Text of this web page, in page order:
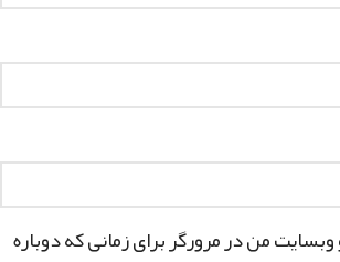
وبسایت من در مرورگر برای زمانی که دوباره